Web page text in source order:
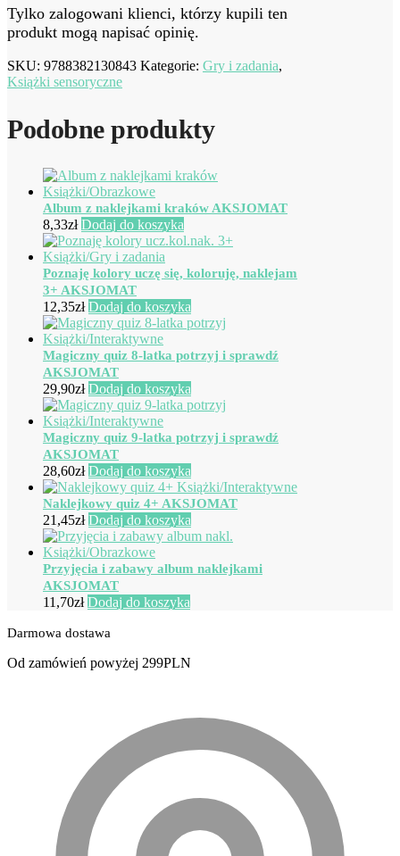
Tylko zalogowani klienci, którzy kupili ten
produkt mogą napisać opinię.
SKU: 9788382130843 Kategorie: Gry i zadania,
Książki sensoryczne
Podobne produkty
Album z naklejkami kraków AKSJOMAT
8,33zł Dodaj do koszyka
Poznaję kolory uczę się, koloruję, naklejam
3+ AKSJOMAT
12,35zł Dodaj do koszyka
Magiczny quiz 8-latka potrzyj i sprawdź
AKSJOMAT
29,90zł Dodaj do koszyka
Magiczny quiz 9-latka potrzyj i sprawdź
AKSJOMAT
28,60zł Dodaj do koszyka
Naklejkowy quiz 4+ AKSJOMAT
21,45zł Dodaj do koszyka
Przyjęcia i zabawy album naklejkami
AKSJOMAT
11,70zł Dodaj do koszyka
Darmowa dostawa
Od zamówień powyżej 299PLN